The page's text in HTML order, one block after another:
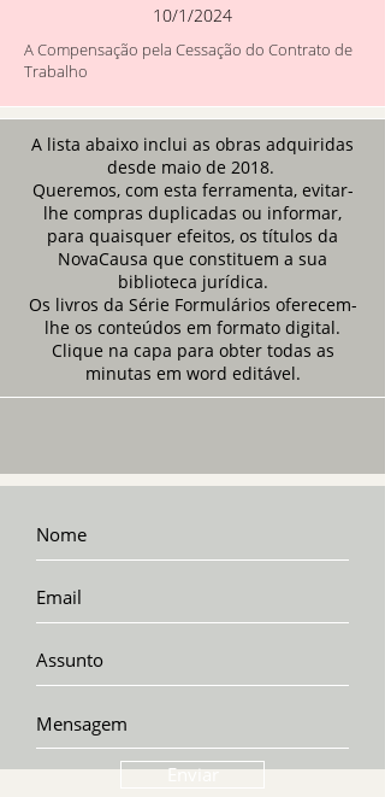
10/1/2024
A Compensação pela Cessação do Contrato de
Trabalho
A lista abaixo inclui as obras adquiridas
desde maio de 2018.
Queremos, com esta ferramenta, evitar-
lhe compras duplicadas ou informar,
para quaisquer efeitos, os títulos da
NovaCausa que constituem a sua
biblioteca jurídica.
Os livros da Série Formulários oferecem-
lhe os conteúdos em formato digital.
Clique na capa para obter todas as
minutas em word editável.
Enviar